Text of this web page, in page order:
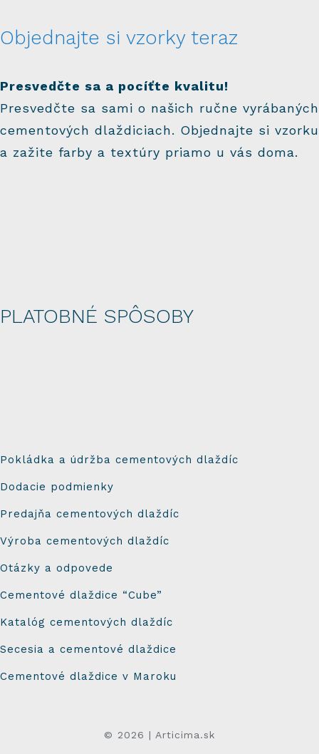
Pokládka a údržba cementových dlaždíc
Dodacie podmienky
Predajňa cementových dlaždíc
Výroba cementových dlaždíc
Otázky a odpovede
Cementové dlaždice “Cube”
Katalóg cementových dlaždíc
Secesia a cementové dlaždice
Cementové dlaždice v Maroku
Objednajte si vzorky teraz
Presvedčte sa a pocíťte kvalitu!
Presvedčte sa sami o našich ručne vyrábaných
cementových dlaždiciach. Objednajte si vzorku
a zažite farby a textúry priamo u vás doma.
PLATOBNÉ SPÔSOBY
© 2026 | Articima.sk